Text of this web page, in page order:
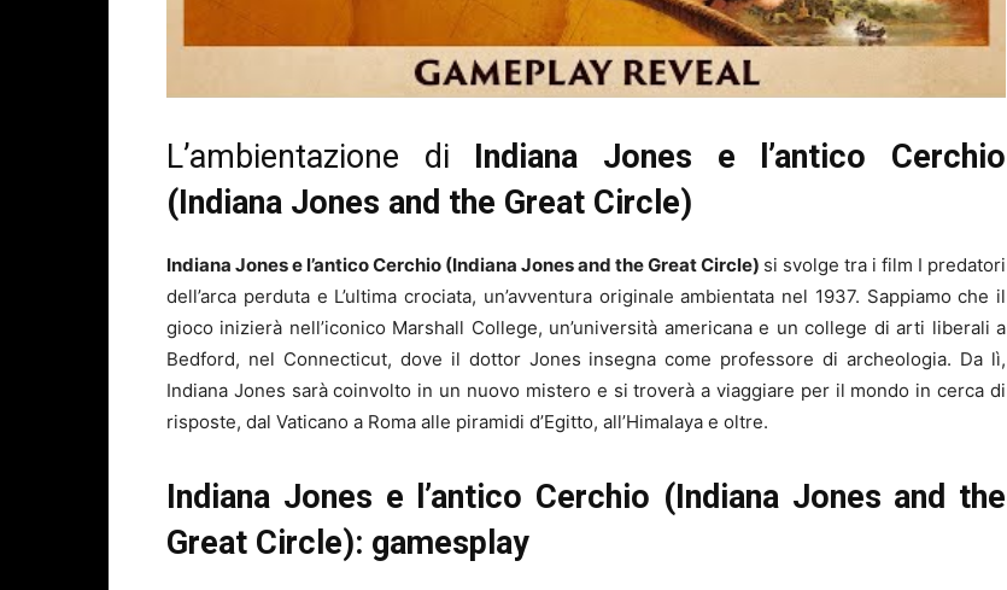
L’ambientazione di
Indiana Jones e l’antico Cerchio
(Indiana Jones and the Great Circle)
Indiana Jones e l’antico Cerchio (Indiana Jones and the Great Circle) si svolge tra i film I predatori
dell’arca perduta e L’ultima crociata, un’avventura originale ambientata nel 1937. Sappiamo che il
gioco inizierà nell’iconico Marshall College, un’università americana e un college di arti liberali a
Bedford, nel Connecticut, dove il dottor Jones insegna come professore di archeologia. Da lì,
Indiana Jones sarà coinvolto in un nuovo mistero e si troverà a viaggiare per il mondo in cerca di
risposte, dal Vaticano a Roma alle piramidi d’Egitto, all’Himalaya e oltre.
Indiana Jones e l’antico Cerchio (Indiana Jones and the
Great Circle): gamesplay